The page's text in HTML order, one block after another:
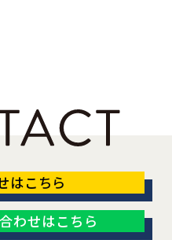
はこちら
わせはこちら